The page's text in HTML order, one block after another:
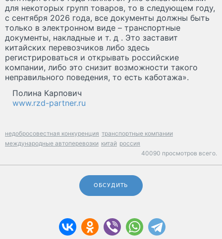
для некоторых групп товаров, то в следующем году,
с сентября 2026 года, все документы должны быть
только в электронном виде – транспортные
документы, накладные и т. д . Это заставит
китайских перевозчиков либо здесь
регистрироваться и открывать российские
компании, либо это снизит возможности такого
неправильного поведения, то есть каботажа».
Полина Карпович
www.rzd-partner.ru
недобросовестная конкуренция транспортные компании
международные автоперевозки китай россия
40090 просмотров всего.
ОБСУДИТЬ